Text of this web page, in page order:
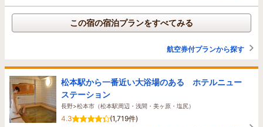
この宿の宿泊プランをすべてみる
航空券付プランから探す
松本駅から一番近い大浴場のある ホテルニュー
ステーション
長野>松本市（松本駅周辺・浅間・美ヶ原・塩尻）
4.3
(1,719件)